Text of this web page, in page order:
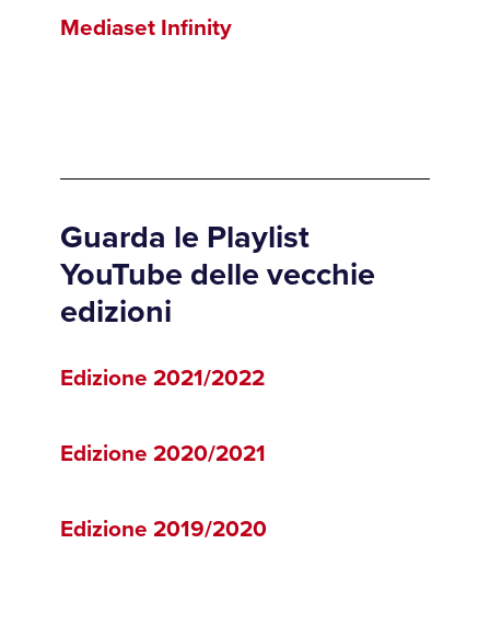
Mediaset Infinity
Guarda le Playlist
YouTube delle vecchie
edizioni
Edizione 2021/2022
Edizione 2020/2021
Edizione 2019/2020